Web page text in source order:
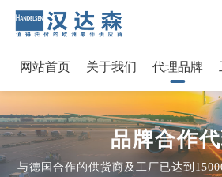
网站首页 关于我们 代理品牌
品牌合作
与德国合作的供货商及工厂已达到